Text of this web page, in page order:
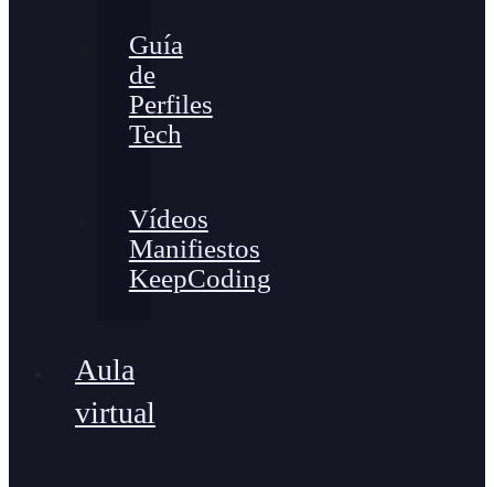
Guía
de
Perfiles
Tech
Vídeos
Manifiestos
KeepCoding
Aula
virtual